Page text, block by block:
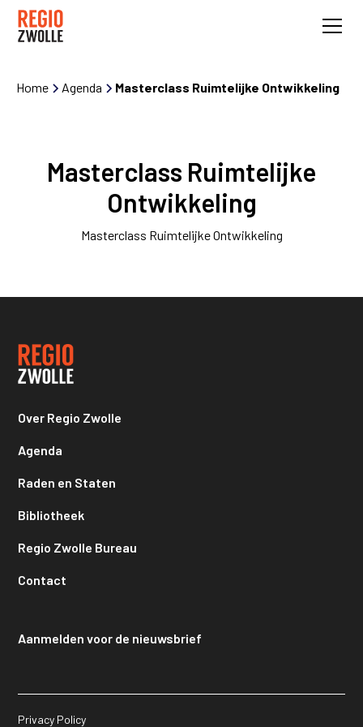
Home Agenda Masterclass Ruimtelijke Ontwikkeling
Masterclass Ruimtelijke
Ontwikkeling
Masterclass Ruimtelijke Ontwikkeling
Over Regio Zwolle
Agenda
Raden en Staten
Bibliotheek
Regio Zwolle Bureau
Contact
Aanmelden voor de nieuwsbrief
Privacy Policy